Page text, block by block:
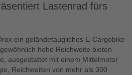
Lastenrad fürs
ein geländetaugliches E-Cargobike
hohe Reichweite bieten
ausgestattet mit einem Mittelmotor
Reichweiten von mehr als 300